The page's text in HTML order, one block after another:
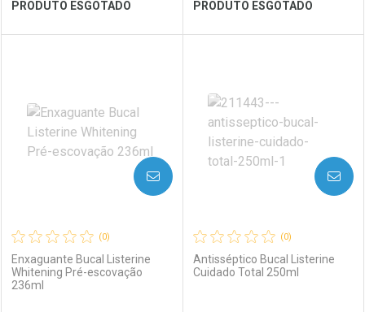
PRODUTO ESGOTADO
Laboratório
Por Menos
PRODUTO ESGOTADO
Laboratório
Por Menos
(0)
Enxaguante Bucal Listerine
Whitening Pré-escovação
236ml
AVISE-ME
(0)
Antisséptico Bucal Listerine
Cuidado Total 250ml
AVISE-ME